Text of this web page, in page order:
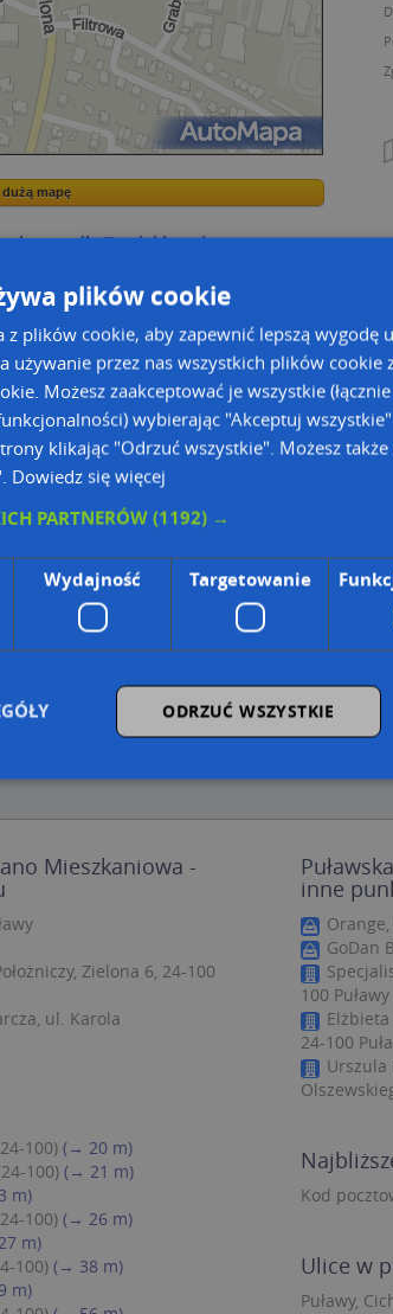
dużą mapę
mapę
tras dla Twojej branży
Danych Osobowych Administratorem (RODO),
firm i na mapach (art. 6 ust. 1 lit. f RODO)
operatora (art. 6 ust. 1 lit. f RODO)
z firmowych stron www oraz od podmiotów zewnętrznych.
odo_przetwarzanie/
Mieszkaniowa -
Zielona 6, 24-100
ul. Karola
100) (→ 20 m)
100) (→ 21 m)
m)
100) (→ 26 m)
m)
100) (→ 38 m)
m)
inne
GoDan
100 Puławy
24-100
Urszula
Kod
Ulice w
Puławy,
plików cookie
z plików cookie, aby zapewnić lepszą wygodę
używanie przez nas wszystkich plików cookie
Możesz zaakceptować je wszystkie
wybierając "Akceptuj
klikając "Odrzuć wszystkie". Możesz
Dowiedz się więcej
PARTNERÓW(1192) →
Wydajność Targetowanie
ODRZUĆ WSZYSTKIE
umożliwiają korzystanie z podstawowych funkcji strony
niezbędnych plików cookie nie można prawidłowo
Opis
.targeo.pl
Sesja
CookieScript
.targeo.pl
Ten plik cookie
do
użytkownika na
cookie Cookie-
Provider /
Domena
.targeo.pl 1 rok 1 miesiąc
Ten plik cookie jest
utrzymywania stanu sesji.
/
przechowywania
Ten plik cookie jest
unikalny identyfikator